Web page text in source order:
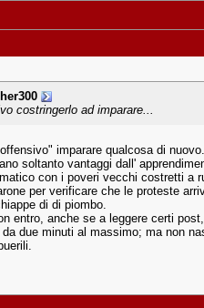
costringerlo ad imparare...
imparare qualcosa di nuovo.
soltanto vantaggi dall'
con i poveri vecchi costretti
per verificare che le proteste
di di piombo.
entro, anche se a leggere certi
due minuti al massimo; ma non